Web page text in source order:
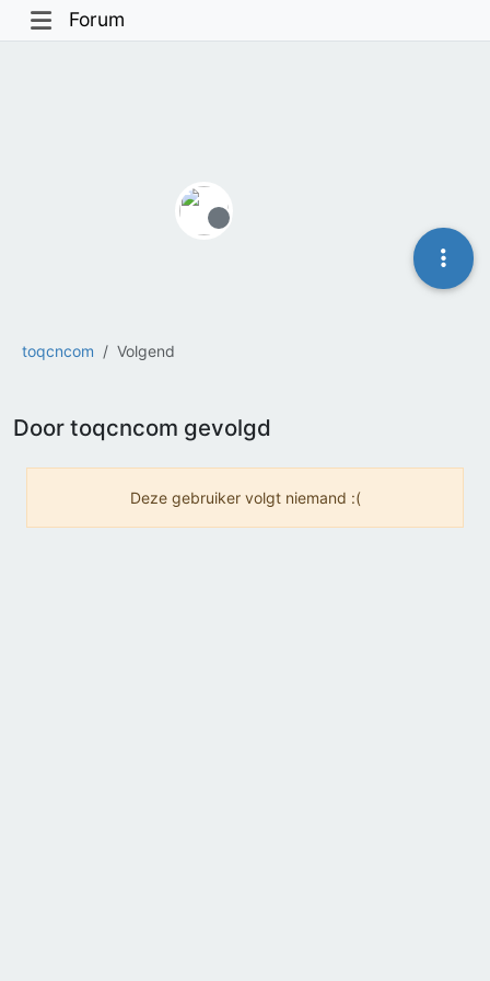
Forum
toqcncom Volgend
Offline
Door toqcncom gevolgd
Deze gebruiker volgt niemand :(